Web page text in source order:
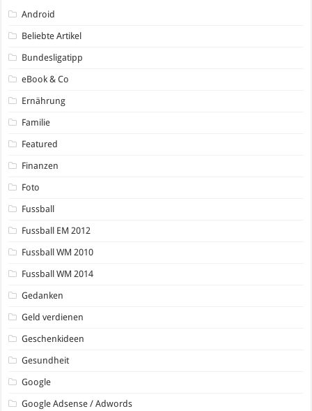
Android
Beliebte Artikel
Bundesligatipp
eBook & Co
Ernährung
Familie
Featured
Finanzen
Foto
Fussball
Fussball EM 2012
Fussball WM 2010
Fussball WM 2014
Gedanken
Geld verdienen
Geschenkideen
Gesundheit
Google
Google Adsense / Adwords